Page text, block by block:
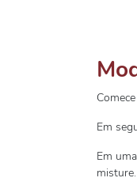
Em
Em
misture.